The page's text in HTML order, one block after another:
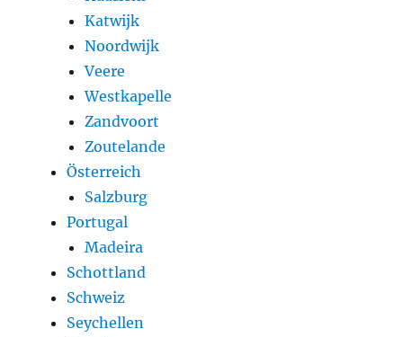
Katwijk
Noordwijk
Veere
Westkapelle
Zandvoort
Zoutelande
Österreich
Salzburg
Portugal
Madeira
Schottland
Schweiz
Seychellen